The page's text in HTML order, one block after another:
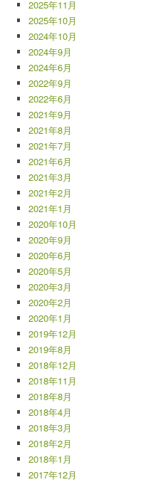
2025年11月
2025年10月
2024年10月
2024年9月
2024年6月
2022年9月
2022年6月
2021年9月
2021年8月
2021年7月
2021年6月
2021年3月
2021年2月
2021年1月
2020年10月
2020年9月
2020年6月
2020年5月
2020年3月
2020年2月
2020年1月
2019年12月
2019年8月
2018年12月
2018年11月
2018年8月
2018年4月
2018年3月
2018年2月
2018年1月
2017年12月